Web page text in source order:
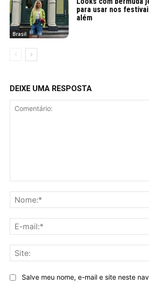
Brasil
para usar nos
além
DEIXE UMA RESPOSTA
Salve meu nome, e-mail e site neste